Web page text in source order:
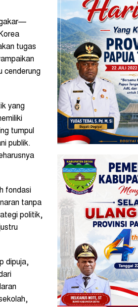
tugas
cenderung
yang
tumpul
publik.
fondasi
tanpa
politik,
dipuja,